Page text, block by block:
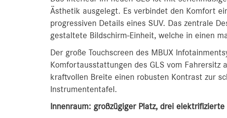
Ästhetik ausgelegt. Es verbindet den Komfort
progressiven Details eines SUV. Das zentrale
gestaltete Bildschirm-Einheit, welche in einen
Der große Touchscreen des MBUX
Komfortausstattungen des GLS vom
kraftvollen Breite einen robusten Kontrast zur
Instrumententafel.
Innenraum: großzügiger Platz, drei elektrifizierte